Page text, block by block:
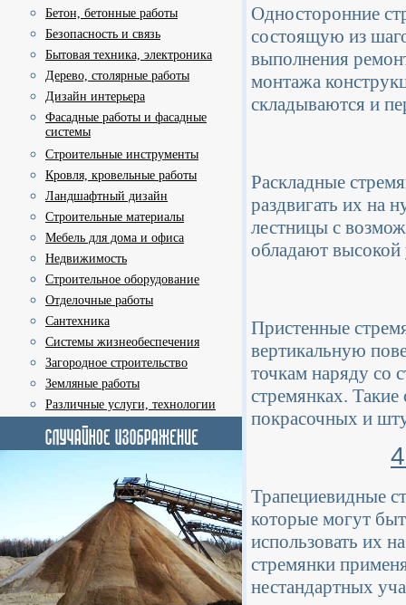
Бетон, бетонные работы
Безопасность и связь
Бытовая техника, электроника
Дерево, столярные работы
Дизайн интерьера
Фасадные работы и фасадные
системы
Строительные инструменты
Кровля, кровельные работы
Ландшафтный дизайн
Строительные материалы
Мебель для дома и офиса
Недвижимость
Строительное оборудование
Отделочные работы
Сантехника
Системы жизнеобеспечения
Загородное строительство
Земляные работы
Различные услуги, технологии
Односторонние
состоящую из
выполнения
монтажа
складываются и
Раскладные
раздвигать их на
лестницы с
обладают
Пристенные
вертикальную
точкам наряду со
стремянках.
покрасочных и
Трапециевидные
которые могут
использовать их
стремянки
нестандартных